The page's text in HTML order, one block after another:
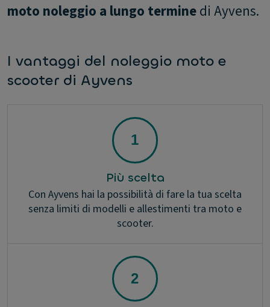
moto noleggio a lungo terminedi Ayvens.
I vantaggi del noleggio moto e
scooter di Ayvens
Più scelta
Con Ayvens hai la possibilità di fare la tua scelta
senza limiti di modelli e allestimenti tra moto e
scooter.